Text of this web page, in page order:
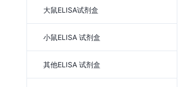
大鼠ELISA试剂盒
小鼠ELISA 试剂盒
其他ELISA 试剂盒